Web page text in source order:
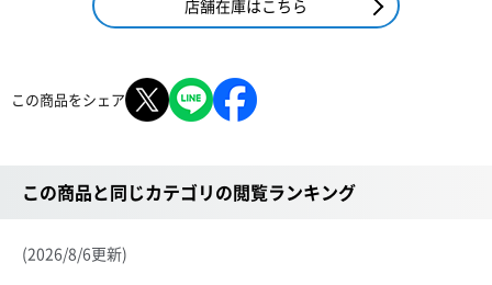
店舗在庫はこちら
この商品をシェア
この商品と同じカテゴリの閲覧ランキング
(2026/8/6更新)